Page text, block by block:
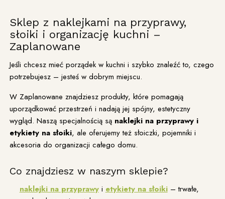
Sklep z naklejkami na przyprawy,
słoiki i organizację kuchni –
Zaplanowane
Jeśli chcesz mieć porządek w kuchni i szybko znaleźć to, czego
potrzebujesz – jesteś w dobrym miejscu.
W Zaplanowane znajdziesz produkty, które pomagają
uporządkować przestrzeń i nadają jej spójny, estetyczny
wygląd. Naszą specjalnością są naklejki na przyprawy i
etykiety na słoiki, ale oferujemy też słoiczki, pojemniki i
akcesoria do organizacji całego domu.
Co znajdziesz w naszym sklepie?
naklejki na przyprawyi etykiety na słoiki– trwałe,